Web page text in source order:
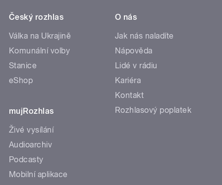
Český rozhlas
Válka na Ukrajině
Komunální volby
Stanice
eShop
mujRozhlas
Živé vysílání
Audioarchiv
Podcasty
Mobilní aplikace
O nás
Jak nás naladíte
Nápověda
Lidé v rádiu
Kariéra
Kontakt
Rozhlasový poplatek